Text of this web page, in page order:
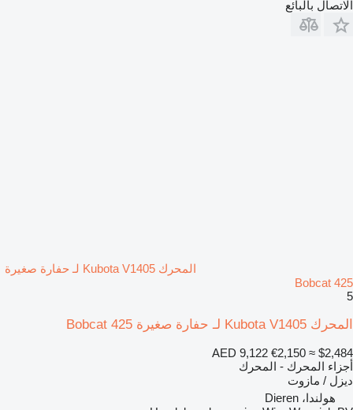
الاتصال بالبائع
المحرك Kubota V1405 لـ حفارة صغيرة
Bobcat 425
5
المحرك Kubota V1405 لـ حفارة صغيرة Bobcat 425
AED 9,122 €2,150 ≈ $2,484
أجزاء المحرك - المحرك
ديزل / مازوت
هولندا، Dieren